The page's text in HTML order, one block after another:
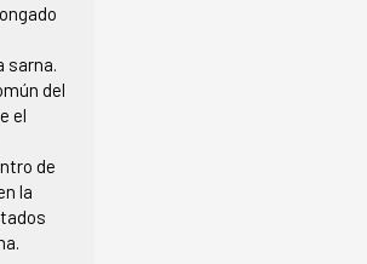
sarna.
del
el
de
la